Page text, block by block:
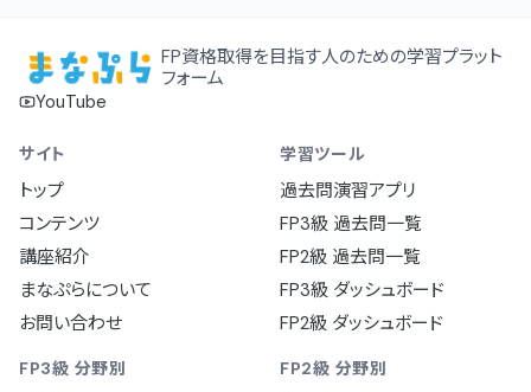
FP資格取得を目指す人のための学習プラット
フォーム
YouTube
サイト
トップ
コンテンツ
講座紹介
まなぷらについて
お問い合わせ
学習ツール
過去問演習アプリ
FP3級 過去問一覧
FP2級 過去問一覧
FP3級 ダッシュボード
FP2級 ダッシュボード
FP3級 分野別 FP2級 分野別